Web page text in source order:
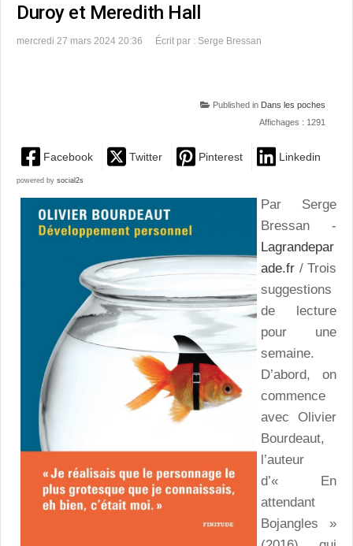
Duroy et Meredith Hall
mercredi 27 mars 2024 20:36 Écrit par : Serge Bressan
Published in Dans les poches
Affichages : 1291
Facebook Twitter Pinterest Linkedin
powered by social2s
Par Serge
Bressan -
Lagrandepar
ade.fr / Trois
suggestions
de lecture
pour une
semaine.
D’abord, on
commence
avec Olivier
Bourdeaut,
l’auteur
d’« En
attendant
Bojangles »